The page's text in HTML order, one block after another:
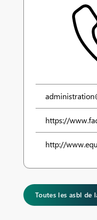
https://
http://
Toutes les asbl de